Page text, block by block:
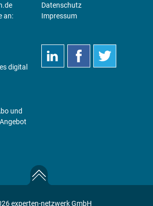
an:
Datenschutz
Impressum
digital
und
experten-netzwerk GmbH